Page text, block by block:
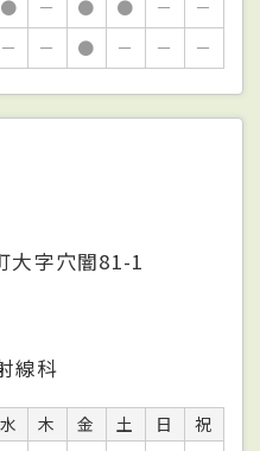
● － ● ● －
－
－ － ● － － －
大字穴闇81-1
線科
水 木 金 土 日
祝